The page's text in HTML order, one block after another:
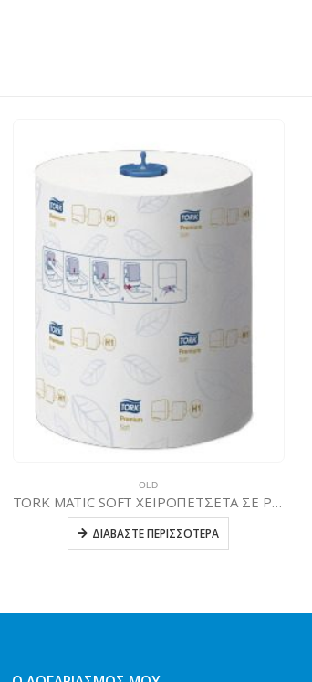
OLD
TORK MATIC SOFT ΧΕΙΡΟΠΕΤΣΕΤΑ ΣΕ ΡΟΛΟ
ΔΙΑΒΆΣΤΕ ΠΕΡΙΣΣΌΤΕΡΑ